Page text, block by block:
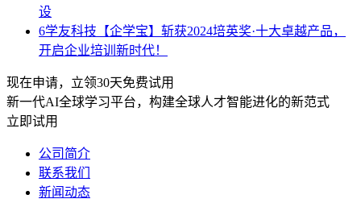
设
6学友科技【企学宝】斩获2024培英奖·十大卓越产品，
开启企业培训新时代！
现在申请，立领30天免费试用
新一代AI全球学习平台，构建全球人才智能进化的新范式
立即试用
公司简介
联系我们
新闻动态